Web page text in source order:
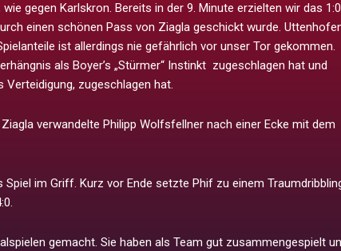
gegen Karlskron. Bereits in der 9. Minute erzielten wir das
einen schönen Pass von Ziagla geschickt wurde.
ist allerdings nie gefährlich vor unser Tor gekommen.
als Boyer’s „Stürmer“ Instinkt zugeschlagen hat und
zugeschlagen hat.
verwandelte Philipp Wolfsfellner nach einer Ecke mit dem
im Griff. Kurz vor Ende setzte Phif zu einem
gemacht. Sie haben als Team gut zusammengespielt